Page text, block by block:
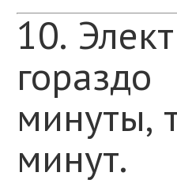
10.
минуты,
минут.